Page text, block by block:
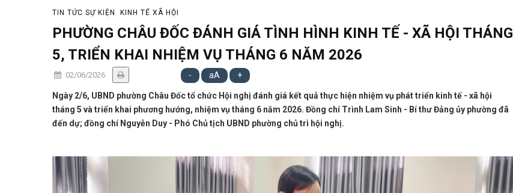
TIN TỨC SỰ KIỆN KINH TẾ XÃ HỘI
PHƯỜNG CHÂU ĐỐC ĐÁNH GIÁ TÌNH HÌNH KINH TẾ - XÃ HỘI THÁNG
5, TRIỂN KHAI NHIỆM VỤ THÁNG 6 NĂM 2026
02/06/2026 - aA +
Ngày 2/6, UBND phường Châu Đốc tổ chức Hội nghị đánh giá kết quả thực hiện nhiệm vụ phát triển kinh tế - xã hội
tháng 5 và triển khai phương hướng, nhiệm vụ tháng 6 năm 2026. Đồng chí Trình Lam Sinh - Bí thư Đảng ủy phường đã
đến dự; đồng chí Nguyễn Duy - Phó Chủ tịch UBND phường chủ trì hội nghị.